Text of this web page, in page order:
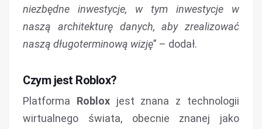
niezbędne inwestycje, w tym inwestycje w
naszą architekturę danych, aby zrealizować
naszą długoterminową wizję” – dodał.
Czym jest Roblox?
Platforma Robloxjest znana z technologii
wirtualnego świata, obecnie znanej jako